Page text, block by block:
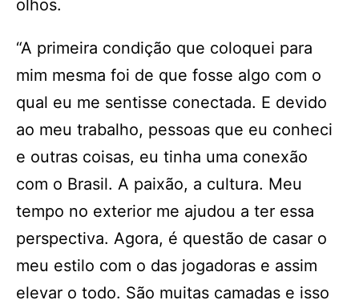
olhos.
“A primeira condição que coloquei para
mim mesma foi de que fosse algo com o
qual eu me sentisse conectada. E devido
ao meu trabalho, pessoas que eu conheci
e outras coisas, eu tinha uma conexão
com o Brasil. A paixão, a cultura. Meu
tempo no exterior me ajudou a ter essa
perspectiva. Agora, é questão de casar o
meu estilo com o das jogadoras e assim
elevar o todo. São muitas camadas e isso